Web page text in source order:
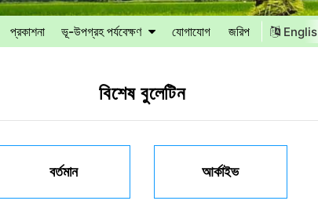
প্রকাশনা ভূ-উপগ্রহ পর্যবেক্ষণ যোগাযোগ জরিপ
বিশেষ বুলেটিন
বর্তমান আর্কাইভ